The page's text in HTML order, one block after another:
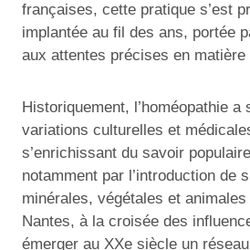
françaises, cette pratique s’est
implantée au fil des ans, portée
aux attentes précises en matière
Historiquement, l’homéopathie a
variations culturelles et
s’enrichissant du savoir
notamment par l’introduction de
minérales, végétales et
Nantes, à la croisée des
émerger au XXe siècle un